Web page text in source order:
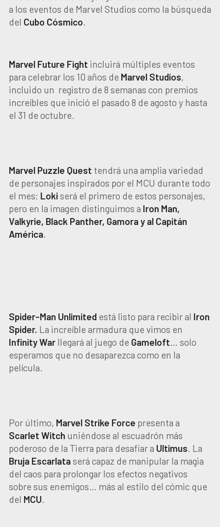
a los eventos de Marvel Studios como la búsqueda
del Cubo Cósmico.
Marvel Future Fight incluirá múltiples eventos
para celebrar los 10 años de Marvel Studios,
incluido un registro de 8 semanas con premios
increíbles que inició el pasado 8 de agosto y hasta
el 31 de octubre.
Marvel Puzzle Quest tendrá una amplia variedad
de personajes inspirados por el MCU durante todo
el mes; Lokiserá el primero de estos personajes,
pero en la imagen distinguimos a Iron Man,
Valkyrie, Black Panther, Gamora y al Capitán
América.
Spider-Man Unlimitedestá listo para recibir al Iron
Spider. La increíble armadura que vimos en
Infinity Warllegará al juego de Gameloft… solo
esperamos que no desaparezca como en la
película.
Por último, Marvel Strike Force presenta a
Scarlet Witch uniéndose al escuadrón más
poderoso de la Tierra para desafiar a Ultimus. La
Bruja Escarlataserá capaz de manipular la magia
del caos para prolongar los efectos negativos
sobre sus enemigos… más al estilo del cómic que
del MCU.